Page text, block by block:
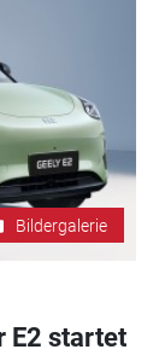
Bildergalerie
E2 startet